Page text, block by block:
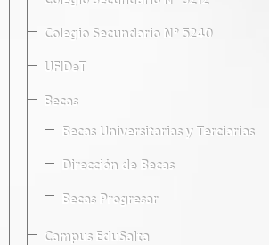
Colegio Secundario Nº 5240
UFIDeT
Becas
Becas Universitarias y Terciarias
Dirección de Becas
Becas Progresar
Campus EduSalta